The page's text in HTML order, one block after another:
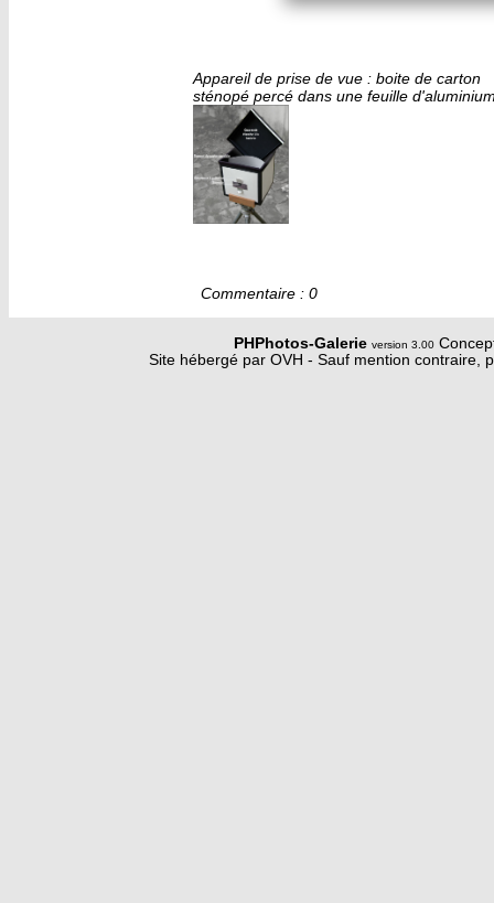
Appareil de prise de vue : boite de carton
sténopé percé dans une feuille
Commentaire : 0
PHPhotos-Galerie version 3.00
Site hébergé par OVH - Sauf mention contraire,